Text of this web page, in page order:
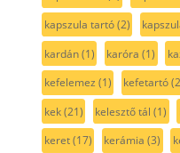
kapszula tartó(2)
kardán(1) karóra (1)
kefelemez (1) kefetartó
kek(21) kelesztő tál (1)
keret(17) kerámia (3)